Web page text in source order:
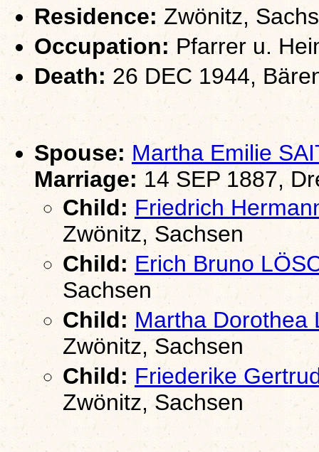
Residence: Zwönitz,
Occupation: Pfarrer u.
Death: 26 DEC 1944,
Spouse: Martha Emilie
Marriage: 14 SEP 1887,
Child: Friedrich
Zwönitz, Sachsen
Child: Erich Bruno
Sachsen
Child: Martha Dorothea
Zwönitz, Sachsen
Child: Friederike
Zwönitz, Sachsen